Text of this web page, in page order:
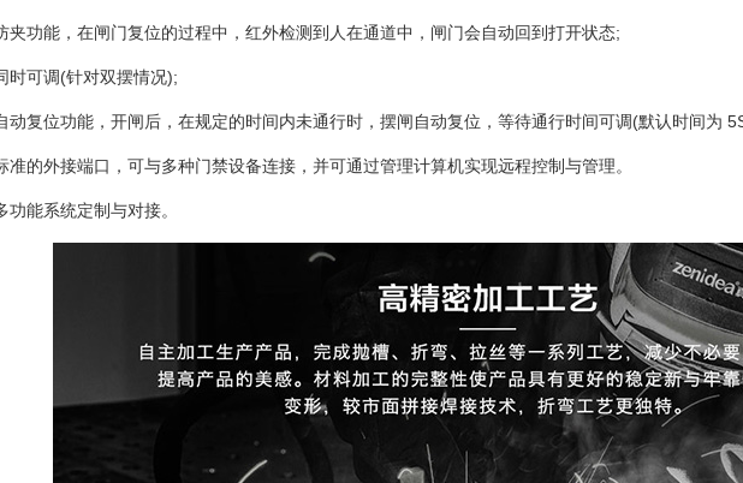
夹功能，在闸门复位的过程中，红外检测到人在通道中，闸门会自动回到打开状态;
时可调(针对双摆情况);
动复位功能，开闸后，在规定的时间内未通行时，摆闸自动复位，等待通行时间可调(默认时间为
准的外接端口，可与多种门禁设备连接，并可通过管理计算机实现远程控制与管理。
功能系统定制与对接。